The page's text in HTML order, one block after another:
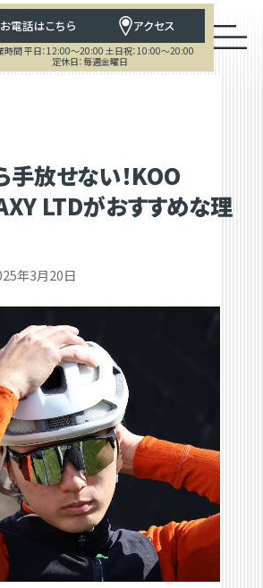
お電話はこちら アクセス
時間 平日：12:00～20:00 土日祝：10:00～20:00
定休日：毎週金曜日
放せない！KOO
LTDがおすすめな理
年3月20日